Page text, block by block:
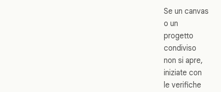
Se un canvas
o un
progetto
condiviso
non si apre,
iniziate con
le verifiche